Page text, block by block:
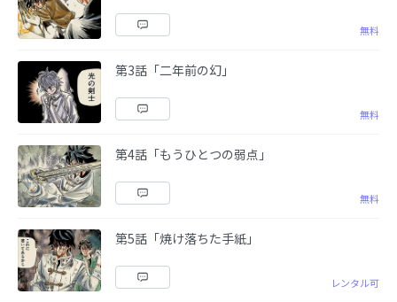
無料
第3話「二年前の幻」
無料
第4話「もうひとつの弱点」
無料
第5話「焼け落ちた手紙」
レンタル可